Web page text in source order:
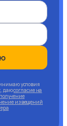
условия
, даюсогласие на
извещений